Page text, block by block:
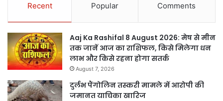
Recent Popular Comments
Aaj Ka Rashifal 8 August 2026: मेष से मीन
तक जानें आज का राशिफल, किसे मिलेगा धन
लाभ और किसे रहना होगा सतर्क
August 7, 2026
दुर्लभ पैंगोलिन तस्करी मामले में आरोपी की
जमानत याचिका खारिज